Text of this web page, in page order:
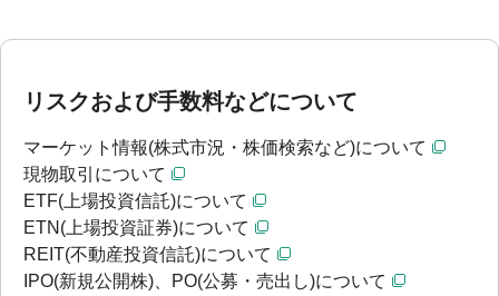
リスクおよび手数料などについて
マーケット情報(株式市況・株価検索など)について
現物取引について
ETF(上場投資信託)について
ETN(上場投資証券)について
REIT(不動産投資信託)について
IPO(新規公開株)、PO(公募・売出し)について